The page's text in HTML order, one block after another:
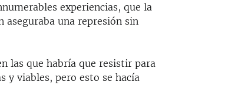
experiencias, que la
aseguraba una represión sin
las que habría que resistir para
y viables, pero esto se hacía